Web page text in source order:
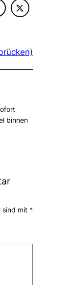
binnen
sind mit *